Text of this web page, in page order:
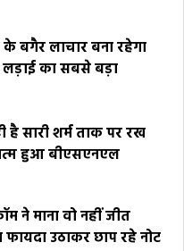
बगैर लाचार बना रहेगा
लड़ाई का सबसे बड़ा
है सारी शर्म ताक पर रख
हुआ बीएसएनएल
ने माना वो नहीं जीत
उठाकर छाप रहे नोट